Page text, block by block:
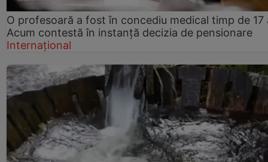
O profesoară a fost în concediu medical timp de 17
Acum contestă în instanță decizia de pensionare
Internațional